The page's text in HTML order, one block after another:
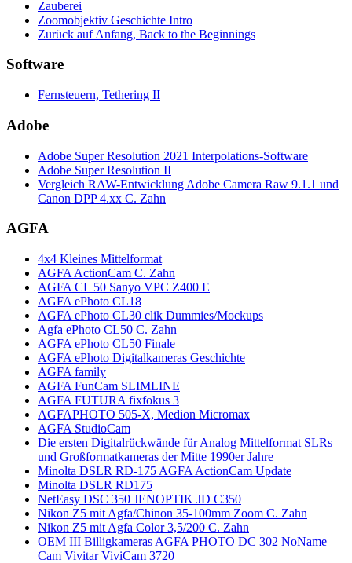
Zauberei
Zoomobjektiv Geschichte Intro
Zurück auf Anfang, Back to the Beginnings
Software
Fernsteuern, Tethering II
Adobe
Adobe Super Resolution 2021 Interpolations-Software
Adobe Super Resolution II
Vergleich RAW-Entwicklung Adobe Camera Raw 9.1.1 und
Canon DPP 4.xx C. Zahn
AGFA
4x4 Kleines Mittelformat
AGFA ActionCam C. Zahn
AGFA CL 50 Sanyo VPC Z400 E
AGFA ePhoto CL18
AGFA ePhoto CL30 clik Dummies/Mockups
Agfa ePhoto CL50 C. Zahn
AGFA ePhoto CL50 Finale
AGFA ePhoto Digitalkameras Geschichte
AGFA family
AGFA FunCam SLIMLINE
AGFA FUTURA fixfokus 3
AGFAPHOTO 505-X, Medion Micromax
AGFA StudioCam
Die ersten Digitalrückwände für Analog Mittelformat SLRs
und Großformatkameras der Mitte 1990er Jahre
Minolta DSLR RD-175 AGFA ActionCam Update
Minolta DSLR RD175
NetEasy DSC 350 JENOPTIK JD C350
Nikon Z5 mit Agfa/Chinon 35-100mm Zoom C. Zahn
Nikon Z5 mit Agfa Color 3,5/200 C. Zahn
OEM III Billigkameras AGFA PHOTO DC 302 NoName
Cam Vivitar ViviCam 3720